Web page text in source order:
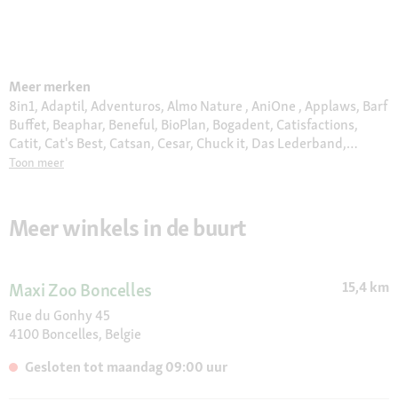
Meer merken
8in1, Adaptil, Adventuros, Almo Nature , AniOne , Applaws, Barf
Buffet, Beaphar, Beneful, BioPlan, Bogadent, Catisfactions,
Catit, Cat's Best, Catsan, Cesar, Chuck it, Das Lederband,
Delcon, Dogs Creek, Duck, Edgard & Cooper, eSHa, Eukanuba,
Hill's, Hupple, Interzoo, JBL, Jolipet, JR Farm, Julius K9, Juwel,
Kerbl, Kitty's Cuisine, KONG, Litter Locker, Moments , More,
Plan, Puppia, Purina ONE, Quiko, Real Nature, Royal Canin,
Select Gold, Sera, Sheba, Simple Solution, Smoofl, Sureflap,
Take Care, Trixie, Velda, Versele-Laga, Vitakraft , Viyo, Whiskas,
Toon meer
Meer winkels in de buurt
Maxi Zoo Boncelles
15,4 km
Rue du Gonhy 45
4100 Boncelles, Belgie
Gesloten tot maandag 09:00 uur